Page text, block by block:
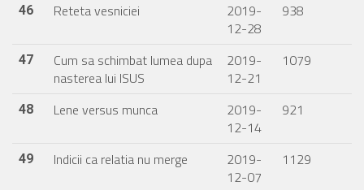
46 Reteta vesniciei
2019-
12-28
938
47
Cum sa schimbat lumea dupa
nasterea lui ISUS
2019-
12-21
1079
48 Lene versus munca
2019-
12-14
921
49 Indicii ca relatia nu merge
2019-
12-07
1129